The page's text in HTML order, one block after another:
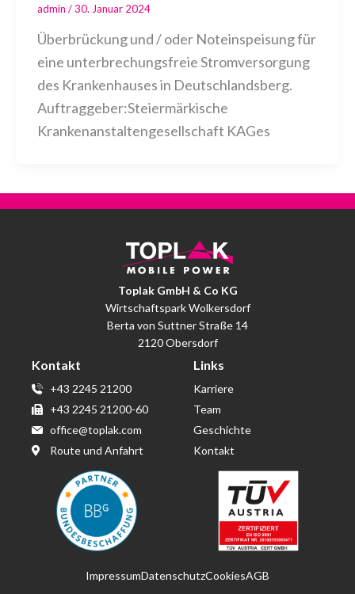
admin /30. Januar 2024
Überbrückung und / oder Noteinspeisung für
eine unterbrechungsfreie Stromversorgung
des Krankenhauses in Deutschlandsberg.
Auftraggeber:Steiermärkische
Krankenanstaltengesellschaft KAGes
Toplak GmbH & Co KG
Wirtschaftspark Wolkersdorf
Berta von Suttner Straße 14
2120 Obersdorf
Kontakt
+43 2245 21200
+43 2245 21200-60
office@toplak.com
Route und Anfahrt
Links
Karriere
Team
Geschichte
Kontakt
ImpressumDatenschutzCookiesAGB